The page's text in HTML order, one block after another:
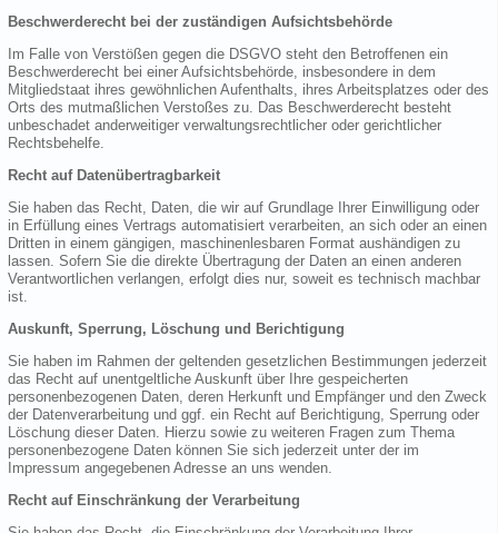
Beschwerderecht bei der zuständigen Aufsichtsbehörde
Im Falle von Verstößen gegen die DSGVO steht den Betroffenen ein
Beschwerderecht bei einer Aufsichtsbehörde, insbesondere in dem
Mitgliedstaat ihres gewöhnlichen Aufenthalts, ihres Arbeitsplatzes oder des
Orts des mutmaßlichen Verstoßes zu. Das Beschwerderecht besteht
unbeschadet anderweitiger verwaltungsrechtlicher oder gerichtlicher
Rechtsbehelfe.
Recht auf Datenübertragbarkeit
Sie haben das Recht, Daten, die wir auf Grundlage Ihrer Einwilligung oder
in Erfüllung eines Vertrags automatisiert verarbeiten, an sich oder an einen
Dritten in einem gängigen, maschinenlesbaren Format aushändigen zu
lassen. Sofern Sie die direkte Übertragung der Daten an einen anderen
Verantwortlichen verlangen, erfolgt dies nur, soweit es technisch machbar
ist.
Auskunft, Sperrung, Löschung und Berichtigung
Sie haben im Rahmen der geltenden gesetzlichen Bestimmungen jederzeit
das Recht auf unentgeltliche Auskunft über Ihre gespeicherten
personenbezogenen Daten, deren Herkunft und Empfänger und den Zweck
der Datenverarbeitung und ggf. ein Recht auf Berichtigung, Sperrung oder
Löschung dieser Daten. Hierzu sowie zu weiteren Fragen zum Thema
personenbezogene Daten können Sie sich jederzeit unter der im
Impressum angegebenen Adresse an uns wenden.
Recht auf Einschränkung der Verarbeitung